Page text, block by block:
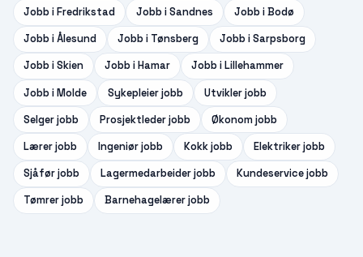
Jobb iFredrikstad Jobb iSandnes Jobb iBodø
Jobb iÅlesund Jobb i Tønsberg Jobb iSarpsborg
Jobb iSkien Jobb iHamar Jobb iLillehammer
Jobb iMolde Sykepleierjobb Utviklerjobb
Selgerjobb Prosjektlederjobb Økonomjobb
Lærerjobb Ingeniørjobb Kokkjobb Elektrikerjobb
Sjåførjobb Lagermedarbeiderjobb Kundeservicejobb
Tømrerjobb Barnehagelærerjobb